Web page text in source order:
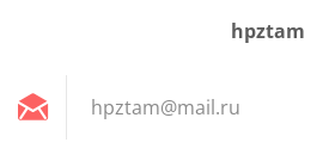
hpztam
hpztam@mail.ru